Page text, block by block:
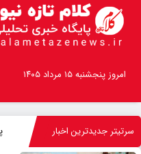
امروز پنجشنبه ۱۵ مرداد ۱۴۰۵
سرتیتر جدیدترین اخبار